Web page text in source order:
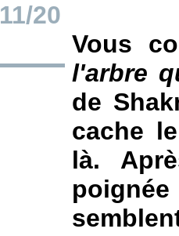
11/20
Vous
l'arbre
de
cache
là.